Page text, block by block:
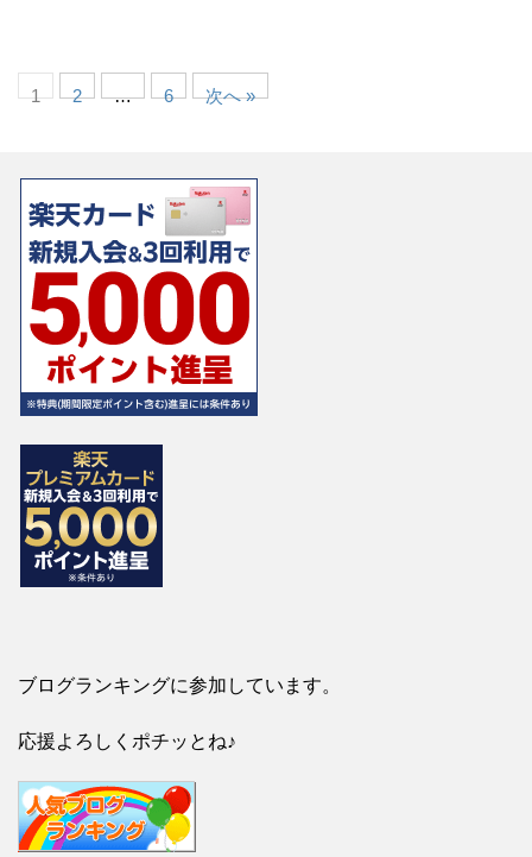
1 2 … 6 次へ »
ブログランキングに参加しています。
応援よろしくポチッとね♪